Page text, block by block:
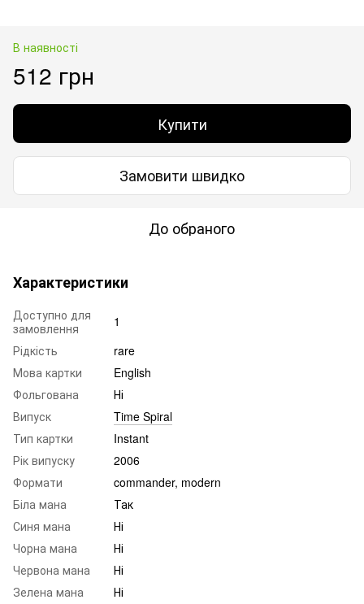
В наявності
512 грн
Купити
Замовити швидко
До обраного
Характеристики
Доступно для
замовлення
1
Рідкість
rare
Мова картки
English
Фольгована
Ні
Випуск
Time Spiral
Тип картки
Instant
Рік випуску
2006
Формати
commander, modern
Біла мана
Так
Синя мана
Ні
Чорна мана
Ні
Червона мана
Ні
Зелена мана
Ні